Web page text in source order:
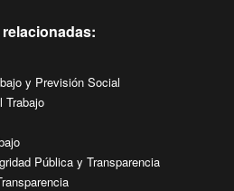
y Previsión Social
Trabajo
Pública y Transparencia